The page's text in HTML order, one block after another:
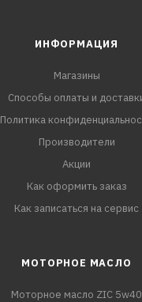
ИНФОРМАЦИЯ
Магазины
Способы оплаты и
Политика
Производители
Акции
Как оформить заказ
Как записаться на сервис
МОТОРНОЕ МАСЛО
Моторное масло ZIC 5w40